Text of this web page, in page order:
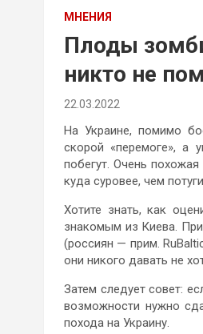
МНЕНИЯ
Плоды
никто не
22.03.2022
На Украине, помимо
скорой «перемоге», а
побегут. Очень
куда суровее, чем
Хотите знать, как
знакомым из Киева.
(россиян — прим.
они никого давать не
Затем следует совет:
возможности нужно
похода на Украину.